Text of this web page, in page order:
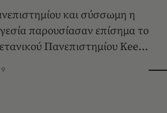
και σύσσωμη η
παρουσίασαν επίσημα το
Πανεπιστημίου Keele